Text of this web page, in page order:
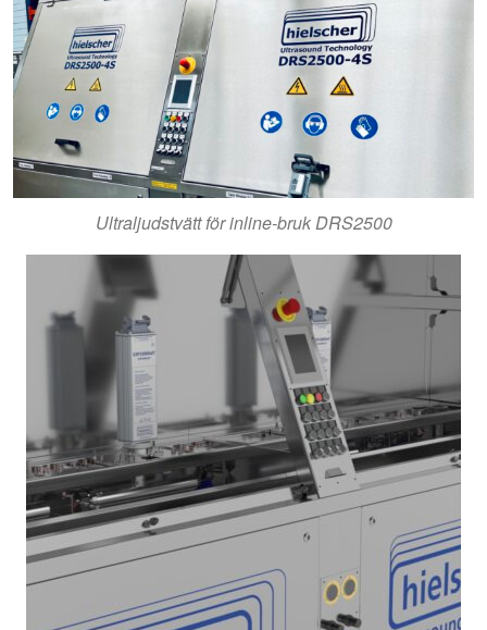
Ultraljudstvätt för inline-bruk DRS2500